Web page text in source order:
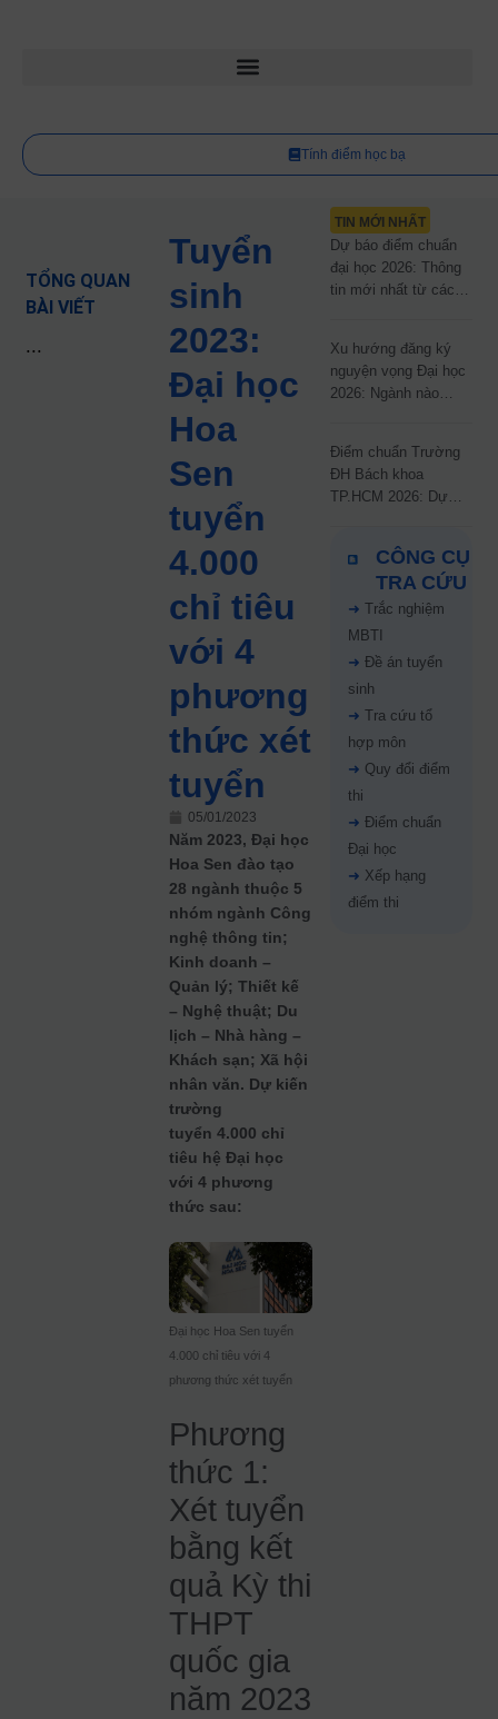
Tính điểm học bạ
TỔNG QUAN
BÀI VIẾT
...
Tuyển
sinh
2023:
Đại học
Hoa
Sen
tuyển
4.000
chỉ tiêu
với 4
phương
thức xét
tuyển
05/01/2023
Năm 2023, Đại học
Hoa Sen đào tạo
28 ngành thuộc 5
nhóm ngành Công
nghệ thông tin;
Kinh doanh –
Quản lý; Thiết kế
– Nghệ thuật; Du
lịch – Nhà hàng –
Khách sạn; Xã hội
nhân văn. Dự kiến
trường
tuyển 4.000 chỉ
tiêu hệ Đại học
với 4 phương
thức sau:
Đại học Hoa Sen tuyển
4.000 chỉ tiêu với 4
phương thức xét tuyển
Phương
thức 1:
Xét tuyển
bằng kết
quả Kỳ thi
THPT
quốc gia
năm 2023
TIN MỚI NHẤT
Dự báo điểm chuẩn
đại học 2026: Thông
tin mới nhất từ các
Xu hướng đăng ký
nguyện vọng Đại học
2026: Ngành nào
Điểm chuẩn Trường
ĐH Bách khoa
TP.HCM 2026: Dự
67%
CÔNG CỤ
TRA CỨU
➜ Trắc nghiệm
MBTI
➜ Đề án tuyển
sinh
➜ Tra cứu tổ
hợp môn
➜ Quy đổi điểm
thi
➜ Điểm chuẩn
Đại học
➜ Xếp hạng
điểm thi